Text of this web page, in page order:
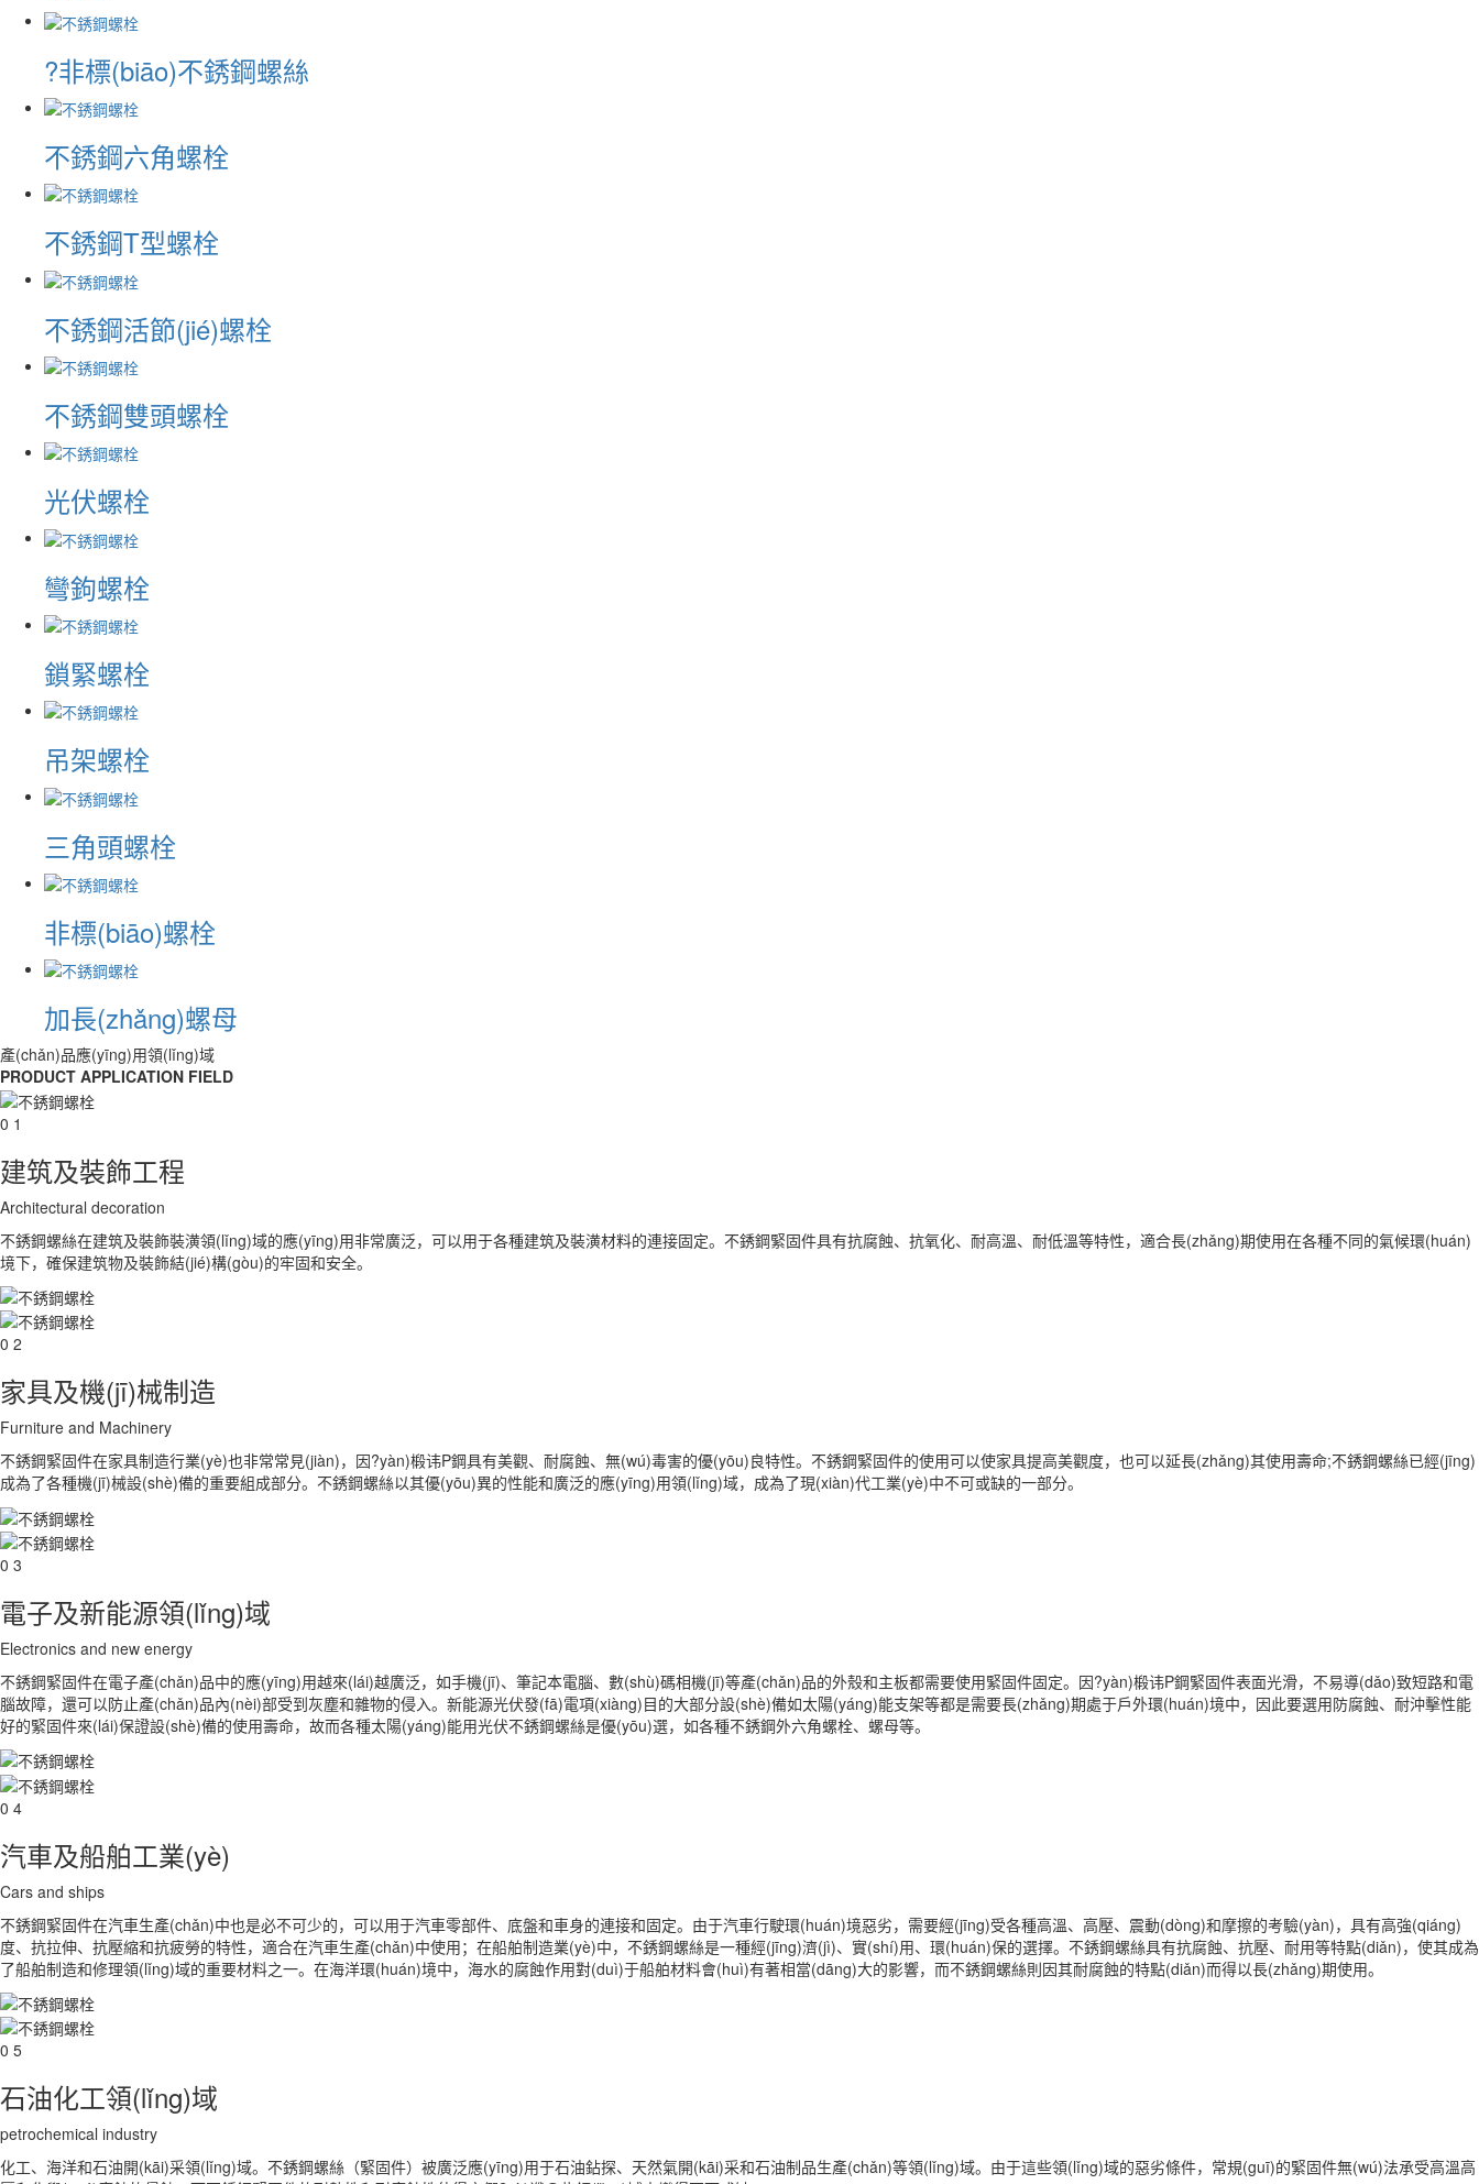
?非標(biāo)不銹鋼螺絲
不銹鋼六角螺栓
不銹鋼T型螺栓
不銹鋼活節(jié)螺栓
不銹鋼雙頭螺栓
光伏螺栓
彎鉤螺栓
鎖緊螺栓
吊架螺栓
三角頭螺栓
非標(biāo)螺栓
加長(zhǎng)螺母
產(chǎn)品應(yīng)用領(lǐng)域
PRODUCT APPLICATION FIELD
0 1
建筑及裝飾工程
Architectural decoration
不銹鋼螺絲在建筑及裝飾裝潢領(lǐng)域的應(yīng)用非常廣泛，可以用于各種建筑及裝潢材料的連接固定。不銹鋼緊固件具有抗腐蝕、抗氧化、耐高溫、耐低溫等特性，適合長(zhǎng)期使用在各種不同的氣候環(huán)
境下，確保建筑物及裝飾結(jié)構(gòu)的牢固和安全。
0 2
家具及機(jī)械制造
Furniture and Machinery
不銹鋼緊固件在家具制造行業(yè)也非常常見(jiàn)，因?yàn)椴讳P鋼具有美觀、耐腐蝕、無(wú)毒害的優(yōu)良特性。不銹鋼緊固件的使用可以使家具提高美觀度，也可以延長(zhǎng)其使用壽命;不銹鋼螺絲已經(jīng)
成為了各種機(jī)械設(shè)備的重要組成部分。不銹鋼螺絲以其優(yōu)異的性能和廣泛的應(yīng)用領(lǐng)域，成為了現(xiàn)代工業(yè)中不可或缺的一部分。
0 3
電子及新能源領(lǐng)域
Electronics and new energy
不銹鋼緊固件在電子產(chǎn)品中的應(yīng)用越來(lái)越廣泛，如手機(jī)、筆記本電腦、數(shù)碼相機(jī)等產(chǎn)品的外殼和主板都需要使用緊固件固定。因?yàn)椴讳P鋼緊固件表面光滑，不易導(dǎo)致短路和電
腦故障，還可以防止產(chǎn)品內(nèi)部受到灰塵和雜物的侵入。新能源光伏發(fā)電項(xiàng)目的大部分設(shè)備如太陽(yáng)能支架等都是需要長(zhǎng)期處于戶外環(huán)境中，因此要選用防腐蝕、耐沖擊性能
好的緊固件來(lái)保證設(shè)備的使用壽命，故而各種太陽(yáng)能用光伏不銹鋼螺絲是優(yōu)選，如各種不銹鋼外六角螺栓、螺母等。
0 4
汽車及船舶工業(yè)
Cars and ships
不銹鋼緊固件在汽車生產(chǎn)中也是必不可少的，可以用于汽車零部件、底盤和車身的連接和固定。由于汽車行駛環(huán)境惡劣，需要經(jīng)受各種高溫、高壓、震動(dòng)和摩擦的考驗(yàn)，具有高強(qiáng)
度、抗拉伸、抗壓縮和抗疲勞的特性，適合在汽車生產(chǎn)中使用；在船舶制造業(yè)中，不銹鋼螺絲是一種經(jīng)濟(jì)、實(shí)用、環(huán)保的選擇。不銹鋼螺絲具有抗腐蝕、抗壓、耐用等特點(diǎn)，使其成為
了船舶制造和修理領(lǐng)域的重要材料之一。在海洋環(huán)境中，海水的腐蝕作用對(duì)于船舶材料會(huì)有著相當(dāng)大的影響，而不銹鋼螺絲則因其耐腐蝕的特點(diǎn)而得以長(zhǎng)期使用。
0 5
石油化工領(lǐng)域
petrochemical industry
化工、海洋和石油開(kāi)采領(lǐng)域。不銹鋼螺絲（緊固件）被廣泛應(yīng)用于石油鉆探、天然氣開(kāi)采和石油制品生產(chǎn)等領(lǐng)域。由于這些領(lǐng)域的惡劣條件，常規(guī)的緊固件無(wú)法承受高溫高